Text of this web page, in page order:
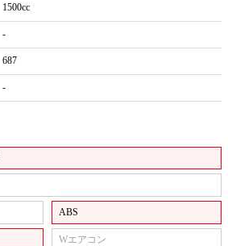
1500cc
-
687
-
ABS
Wエアコン